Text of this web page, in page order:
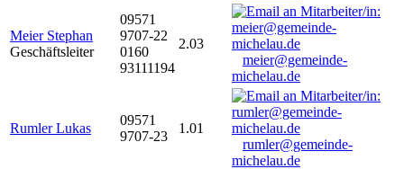
Meier Stephan
Geschäftsleiter
09571
9707-22
0160
93111194
2.03
meier@gemeinde-
michelau.de
Rumler Lukas
09571
9707-23
1.01
rumler@gemeinde-
michelau.de